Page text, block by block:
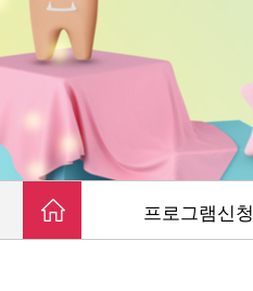
프로그램신청